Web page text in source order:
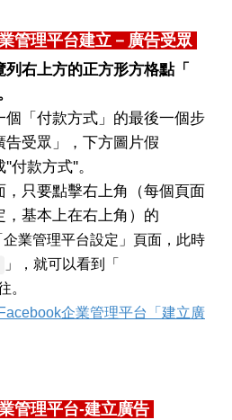
管理平台建立－廣告受眾
右上方的正方形方格點「
個「付款方式」的最後一個步
受眾」，下方圖片假
款方式''。
，只要點擊右上角（每個頁面
基本上在右上角）的
企業管理平台設定」頁面，此時
」，就可以看到「
。
Facebook企業管理平台「建立廣
管理平台-建立廣告